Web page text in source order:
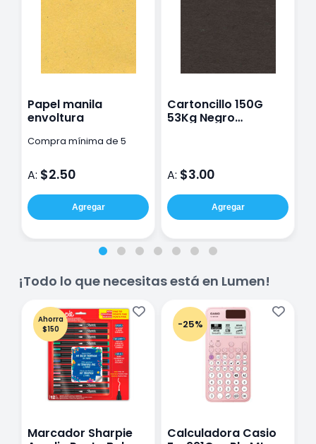
Papel manila
envoltura
Compra mínima de 5
A: $2.50
Agregar
Cartoncillo 150G
53Kg Negro
A: $3.00
Agregar
¡Todo lo que necesitas está en Lumen!
Ahorra
$150
Marcador Sharpie
-25%
Calculadora Casio